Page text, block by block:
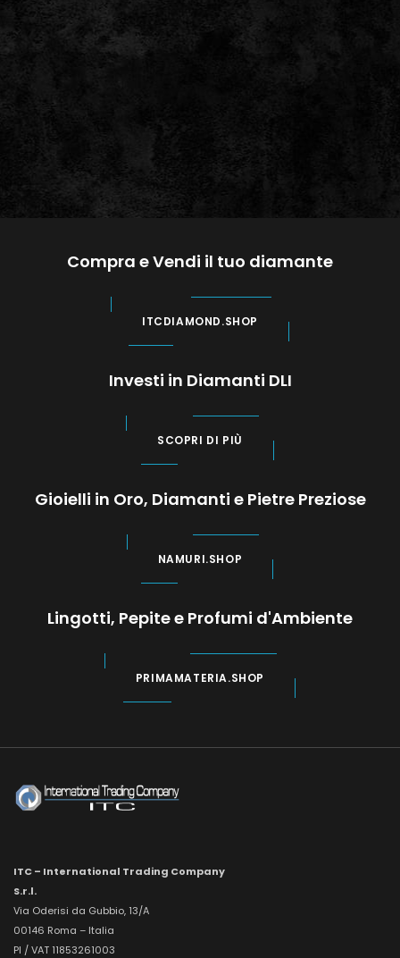
Compra e Vendi il tuo diamante
ITCDIAMOND.SHOP
Investi in Diamanti DLI
SCOPRI DI PIÙ
Gioielli in Oro, Diamanti e Pietre Preziose
NAMURI.SHOP
Lingotti, Pepite e Profumi d'Ambiente
PRIMAMATERIA.SHOP
ITC – International Trading Company
S.r.l.
Via Oderisi da Gubbio, 13/A
00146 Roma – Italia
PI / VAT 11853261003